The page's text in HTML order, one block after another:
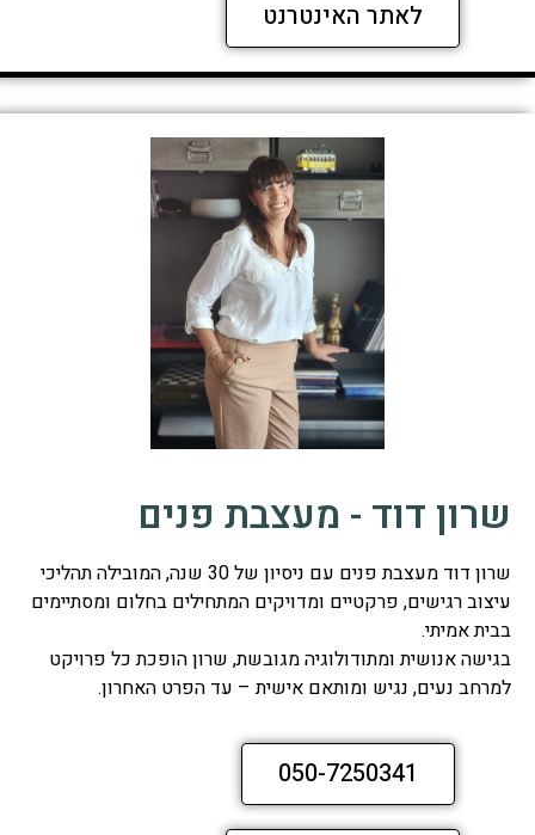
לאתר האינטרנט
שרון דוד - מעצבת פנים
שרון דוד מעצבת פנים עם ניסיון של 30 שנה, המובילה תהליכי
עיצוב רגישים, פרקטיים ומדויקים המתחילים בחלום ומסתיימים
בבית אמיתי.
בגישה אנושית ומתודולוגיה מגובשת, שרון הופכת כל פרויקט
למרחב נעים, נגיש ומותאם אישית – עד הפרט האחרון.
050-7250341